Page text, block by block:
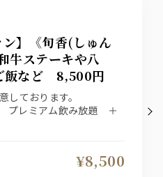
ン】《旬香(しゅん
牛ステーキや八
飯など 8,500円
しております。
レミアム飲み放題 ＋
¥8,500